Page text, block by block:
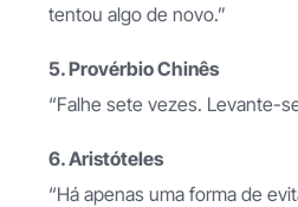
tentou algo de novo.”
5. Provérbio Chinês
“Falhe sete vezes. Levante-
6. Aristóteles
“Há apenas uma forma de